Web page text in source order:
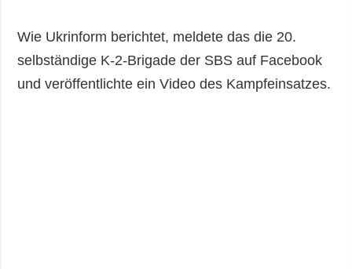
Wie Ukrinform berichtet, meldete das die 20.
selbständige K-2-Brigade der SBS auf Facebook
und veröffentlichte ein Video des Kampfeinsatzes.